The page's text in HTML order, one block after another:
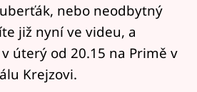
nebo neodbytný
již nyní ve videu, a
úterý od 20.15 na Primě v
Krejzovi.